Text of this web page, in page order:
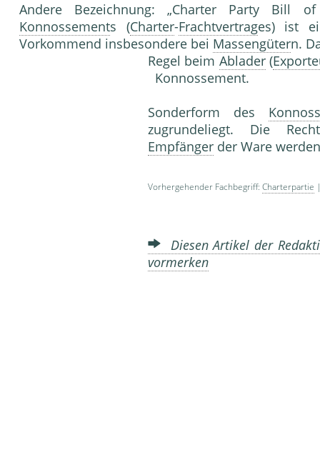
Andere Bezeichnung: „Charter Party Bill
Konnossements (Charter-Frachtvertrages) ist
Vorkommend insbesondere bei Massengütern.
Regel beim Ablader(
Konnossement.
Sonderform des
zugrundeliegt. Die
Empfänger der Ware
Vorhergehender Fachbegriff: Charterpartie
Diesen Artikel der
vormerken